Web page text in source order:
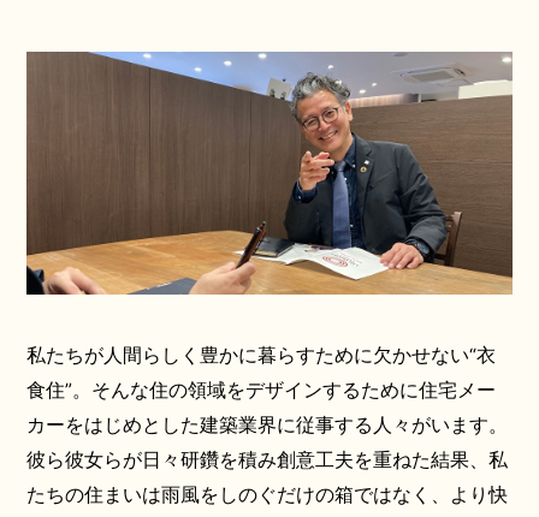
私たちが人間らしく豊かに暮らすために欠かせない“衣
食住”。そんな住の領域をデザインするために住宅メー
カーをはじめとした建築業界に従事する人々がいます。
彼ら彼女らが日々研鑽を積み創意工夫を重ねた結果、私
たちの住まいは雨風をしのぐだけの箱ではなく、より快